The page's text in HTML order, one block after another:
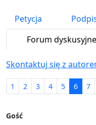
Petycja
Forum dyskusyjne
Skontaktuj się z
1 2 3 4 5 6 7
Gość